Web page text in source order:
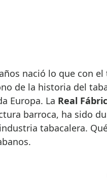
de la historia del
Europa. La Real
barroca, ha sido
tabacalera.